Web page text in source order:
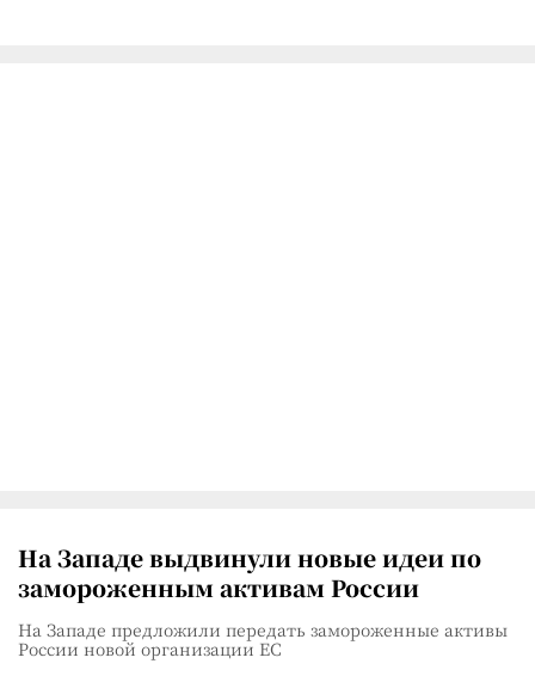
На Западе выдвинули новые идеи по
замороженным активам России
На Западе предложили передать замороженные активы
России новой организации ЕС